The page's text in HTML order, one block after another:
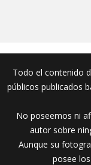
Todo el contenido
públicos publicados
No poseemos ni
autor sobre
Aunque su
posee